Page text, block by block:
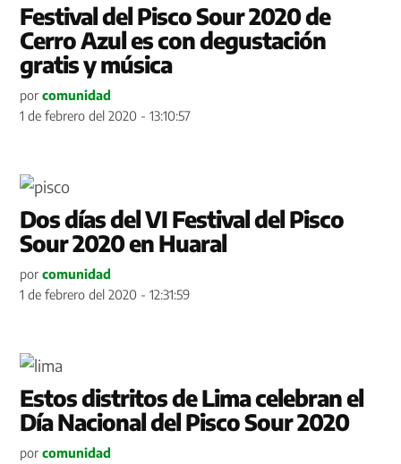
Festival del Pisco Sour 2020 de
Cerro Azul es con degustación
gratis y música
por comunidad
1 de febrero del 2020 - 13:10:57
Dos días del VI Festival del Pisco
Sour 2020 en Huaral
por comunidad
1 de febrero del 2020 - 12:31:59
Estos distritos de Lima celebran el
Día Nacional del Pisco Sour 2020
por comunidad